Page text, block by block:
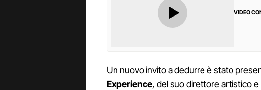
VIDEO
Un nuovo invito a dedurre è stato
Experience, del suo direttore artistico e